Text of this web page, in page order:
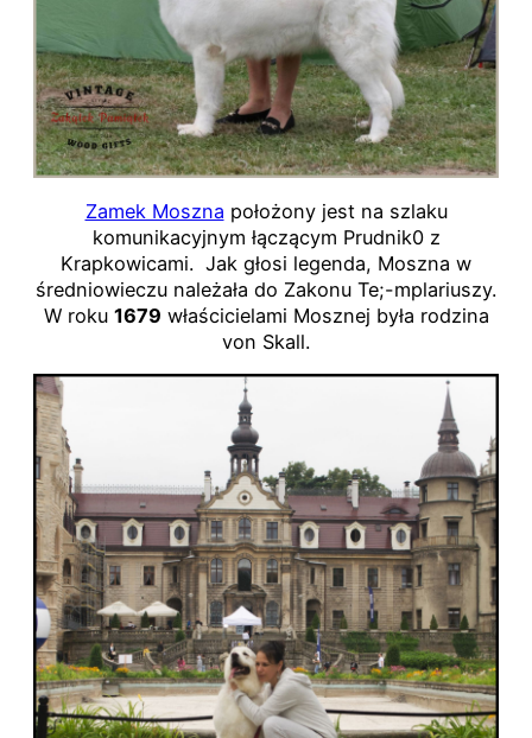
Zamek Moszna położony jest na szlaku
komunikacyjnym łączącym Prudnik0 z
Krapkowicami. Jak głosi legenda, Moszna w
średniowieczu należała do Zakonu Te;-mplariuszy.
W roku 1679 właścicielami Mosznej była rodzina
von Skall.